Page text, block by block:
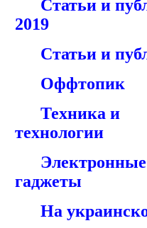
Статьи и
2019
Статьи и
Оффтопик
Техника и
технологии
Электронные
гаджеты
На